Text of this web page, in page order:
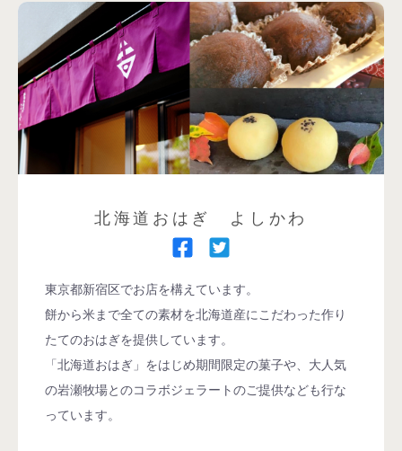
北海道おはぎ よしかわ
東京都新宿区でお店を構えています。
餅から米まで全ての素材を北海道産にこだわった作り
たてのおはぎを提供しています。
「北海道おはぎ」をはじめ期間限定の菓子や、大人気
の岩瀬牧場とのコラボジェラートのご提供なども行な
っています。